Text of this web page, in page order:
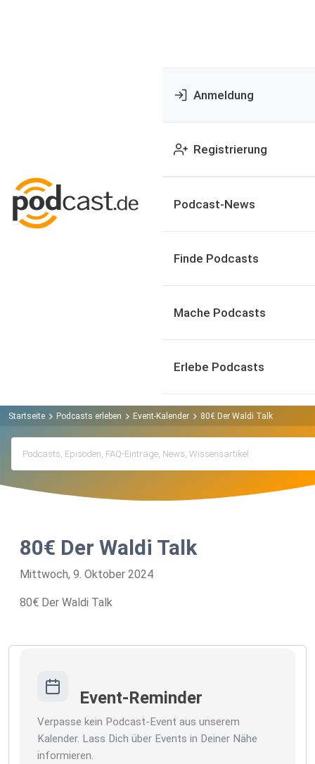
Anmeldung
Registrierung
Podcast-News
Finde Podcasts
Mache Podcasts
Erlebe Podcasts
Startseite Podcasts erleben Event-Kalender 80€ Der Waldi Talk
80€ Der Waldi Talk
Mittwoch, 9. Oktober 2024
80€ Der Waldi Talk
Event-Reminder
Verpasse kein Podcast-Event aus unserem
Kalender. Lass Dich über Events in Deiner Nähe
informieren.